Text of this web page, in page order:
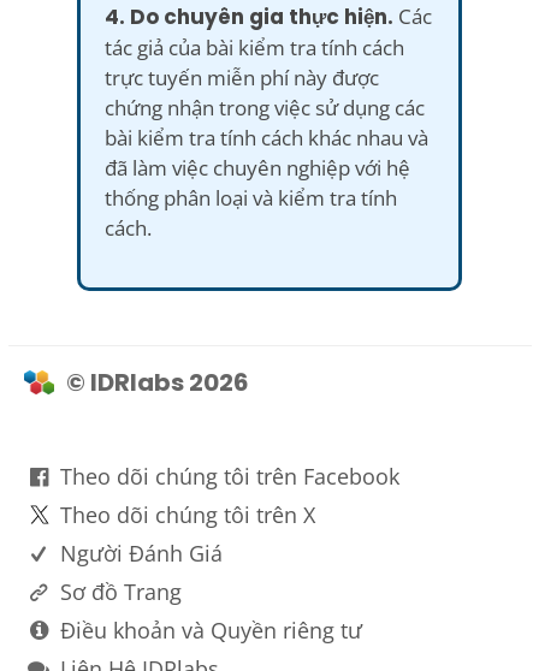
4. Do chuyên gia thực hiện. Các
tác giả của bài kiểm tra tính cách
trực tuyến miễn phí này được
chứng nhận trong việc sử dụng các
bài kiểm tra tính cách khác nhau và
đã làm việc chuyên nghiệp với hệ
thống phân loại và kiểm tra tính
cách.
© IDRlabs 2026
Theo dõi chúng tôi trên Facebook
Theo dõi chúng tôi trên X
Người Đánh Giá
Sơ đồ Trang
Điều khoản và Quyền riêng tư